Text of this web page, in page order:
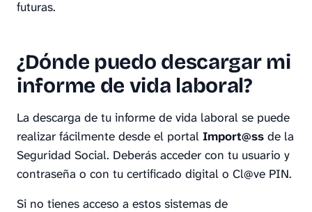
futuras.
¿Dónde puedo descargar mi
informe de vida laboral?
La descarga de tu informe de vida laboral se puede
realizar fácilmente desde el portal Import@ss de la
Seguridad Social. Deberás acceder con tu usuario y
contraseña o con tu certificado digital o Cl@ve PIN.
Si no tienes acceso a estos sistemas de